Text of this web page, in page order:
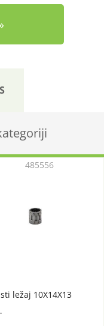
ležaj 10X14X13
485556